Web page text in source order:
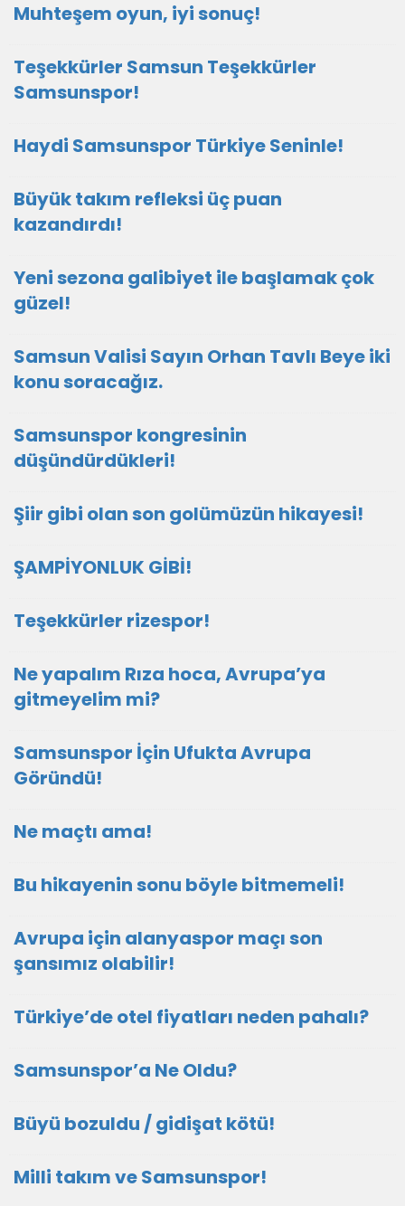
Muhteşem oyun, iyi sonuç!
Teşekkürler Samsun Teşekkürler
Samsunspor!
Haydi Samsunspor Türkiye Seninle!
Büyük takım refleksi üç puan
kazandırdı!
Yeni sezona galibiyet ile başlamak çok
güzel!
Samsun Valisi Sayın Orhan Tavlı Beye iki
konu soracağız.
Samsunspor kongresinin
düşündürdükleri!
Şiir gibi olan son golümüzün hikayesi!
ŞAMPİYONLUK GİBİ!
Teşekkürler rizespor!
Ne yapalım Rıza hoca, Avrupa’ya
gitmeyelim mi?
Samsunspor İçin Ufukta Avrupa
Göründü!
Ne maçtı ama!
Bu hikayenin sonu böyle bitmemeli!
Avrupa için alanyaspor maçı son
şansımız olabilir!
Türkiye’de otel fiyatları neden pahalı?
Samsunspor’a Ne Oldu?
Büyü bozuldu / gidişat kötü!
Milli takım ve Samsunspor!